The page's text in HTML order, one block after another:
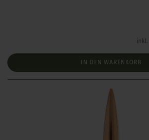
inkl.
IN DEN WARENKORB